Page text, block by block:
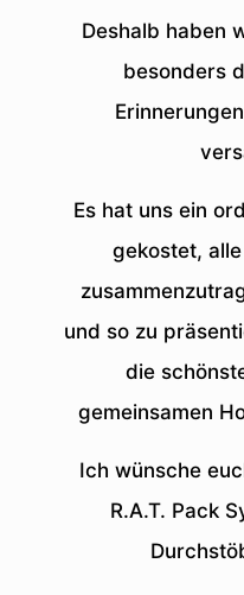
Deshalb haben
besonders
Es hat uns ein
gekostet,
und so zu
die
gemeinsamen
Ich wünsche
R.A.T. Pack